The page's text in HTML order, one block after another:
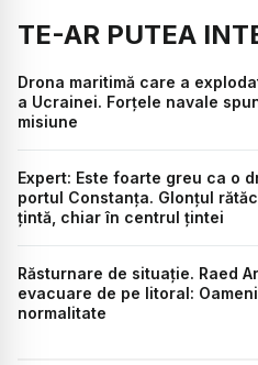
TE-AR PUTEA
Drona maritimă care a
a Ucrainei. Forțele navale
misiune
Expert: Este foarte greu ca o
portul Constanța. Glonțul
țintă, chiar în centrul țintei
Răsturnare de situație. Raed
evacuare de pe litoral:
normalitate